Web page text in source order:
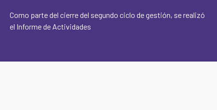
Como parte del cierre del segundo ciclo de gestión, se realizó
el Informe de Actividades